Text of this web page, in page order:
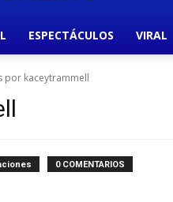
ESPECTÁCULOS VIRAL
por kaceytrammell
0 COMENTARIOS